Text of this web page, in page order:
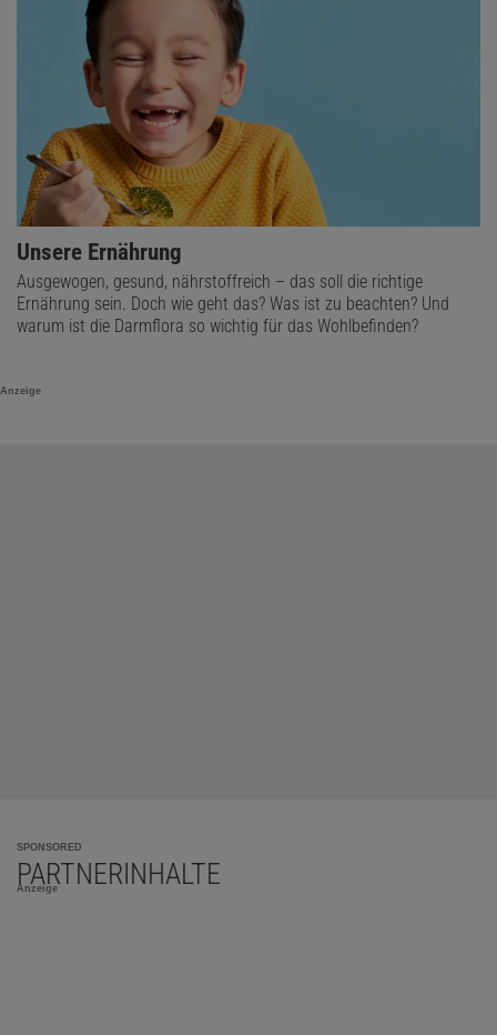
Unsere Ernährung
Ausgewogen, gesund, nährstoffreich – das soll die richtige
Ernährung sein. Doch wie geht das? Was ist zu beachten? Und
warum ist die Darmflora so wichtig für das Wohlbefinden?
Anzeige
SPONSORED
PARTNERINHALTE
Anzeige